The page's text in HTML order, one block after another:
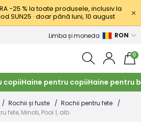
−25 % la toate produsele, inclusiv la
SUN25 · doar până luni, 10 august
Limba și moneda RON
0
copiiHaine pentru copiiHaine pentru
Rochii și fuste
Rochii pentru fete
fete, Minoti, Pool 1, alb